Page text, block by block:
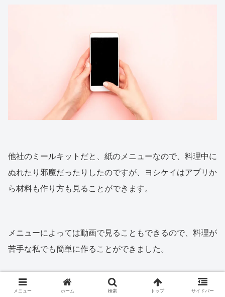
他社のミールキットだと、紙のメニューなので、料理中に
ぬれたり邪魔だったりしたのですが、ヨシケイはアプリか
ら材料も作り方も見ることができます。
メニューによっては動画で見ることもできるので、料理が
苦手な私でも簡単に作ることができました。
ヨシケイお試し5daysはお得で試してみる価
メニュー ホーム 検索 トップ サイドバー